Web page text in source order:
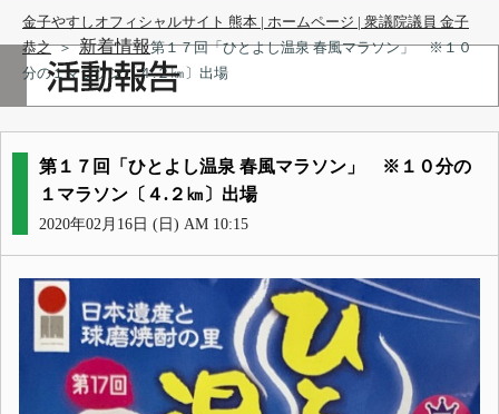
金子やすしオフィシャルサイト 熊本 | ホームページ | 衆議院議員 金子
恭之 ＞ 新着情報第１７回「ひとよし温泉 春風マラソン」 ※１０
分の１マラソン〔４.２㎞〕出場
第１７回「ひとよし温泉 春風マラソン」 ※１０分の
１マラソン〔４.２㎞〕出場
2020年02月16日 (日) AM 10:15